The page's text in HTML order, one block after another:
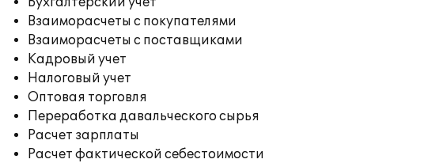
Взаиморасчеты с покупателями
Взаиморасчеты с поставщиками
Кадровый учет
Налоговый учет
Оптовая торговля
Переработка давальческого сырья
Расчет зарплаты
Расчет фактической себестоимости